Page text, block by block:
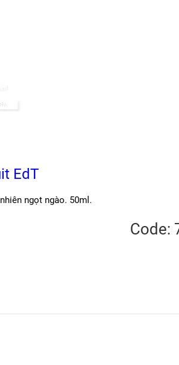
EdT
ngọt ngào. 50ml.
Code: